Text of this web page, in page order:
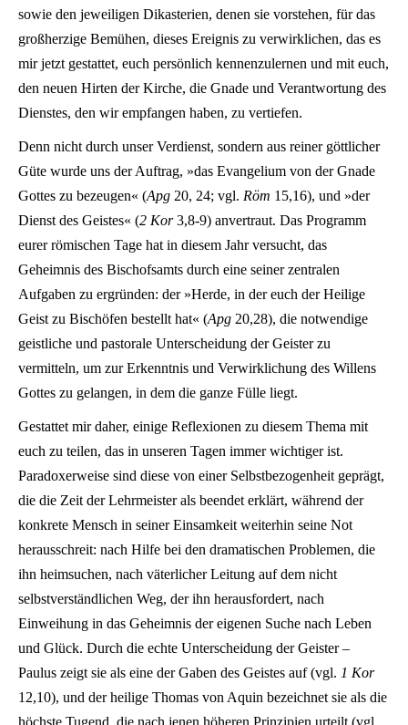
sowie den jeweiligen Dikasterien, denen sie vorstehen, für das
großherzige Bemühen, dieses Ereignis zu verwirklichen, das es
mir jetzt gestattet, euch persönlich kennenzulernen und mit euch,
den neuen Hirten der Kirche, die Gnade und Verantwortung des
Dienstes, den wir empfangen haben, zu vertiefen.
Denn nicht durch unser Verdienst, sondern aus reiner göttlicher
Güte wurde uns der Auftrag, »das Evangelium von der Gnade
Gottes zu bezeugen« (Apg 20, 24; vgl. Röm 15,16), und »der
Dienst des Geistes« (2 Kor3,8-9) anvertraut. Das Programm
eurer römischen Tage hat in diesem Jahr versucht, das
Geheimnis des Bischofsamts durch eine seiner zentralen
Aufgaben zu ergründen: der »Herde, in der euch der Heilige
Geist zu Bischöfen bestellt hat« (Apg 20,28), die notwendige
geistliche und pastorale Unterscheidung der Geister zu
vermitteln, um zur Erkenntnis und Verwirklichung des Willens
Gottes zu gelangen, in dem die ganze Fülle liegt.
Gestattet mir daher, einige Reflexionen zu diesem Thema mit
euch zu teilen, das in unseren Tagen immer wichtiger ist.
Paradoxerweise sind diese von einer Selbstbezogenheit geprägt,
die die Zeit der Lehrmeister als beendet erklärt, während der
konkrete Mensch in seiner Einsamkeit weiterhin seine Not
herausschreit: nach Hilfe bei den dramatischen Problemen, die
ihn heimsuchen, nach väterlicher Leitung auf dem nicht
selbstverständlichen Weg, der ihn herausfordert, nach
Einweihung in das Geheimnis der eigenen Suche nach Leben
und Glück. Durch die echte Unterscheidung der Geister –
Paulus zeigt sie als eine der Gaben des Geistes auf (vgl. 1 Kor
12,10), und der heilige Thomas von Aquin bezeichnet sie als die
höchste Tugend, die nach jenen höheren Prinzipien urteilt (vgl.